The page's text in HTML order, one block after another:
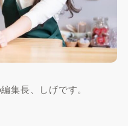
集長、しげです。